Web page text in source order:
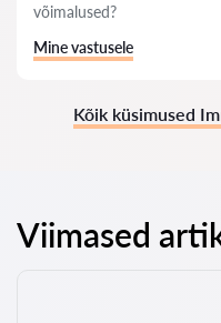
võimalused?
Mine vastusele
Kõik küsimused
Viimased